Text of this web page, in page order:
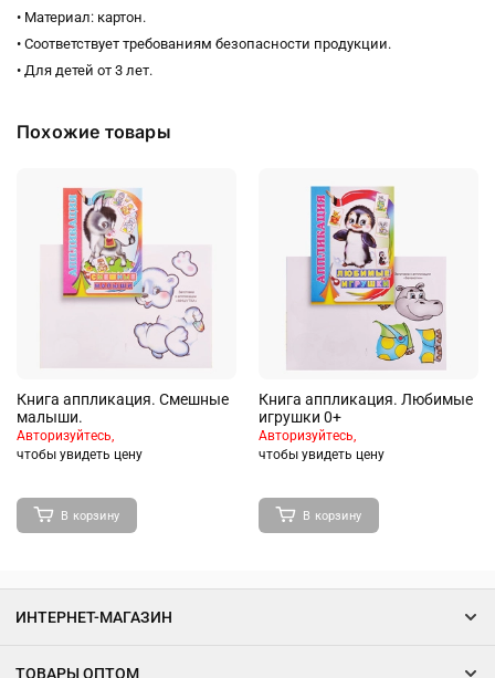
• Материал: картон.
• Соответствует требованиям безопасности продукции.
• Для детей от 3 лет.
Похожие товары
Книга аппликация. Смешные
малыши.
Авторизуйтесь,
чтобы увидеть цену
В корзину
Книга аппликация. Любимые
игрушки 0+
Авторизуйтесь,
чтобы увидеть цену
В корзину
ИНТЕРНЕТ-МАГАЗИН
ТОВАРЫ ОПТОМ